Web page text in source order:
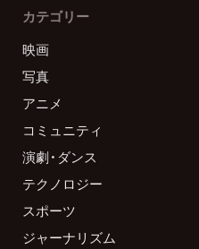
カテゴリー
映画
写真
アニメ
コミュニティ
演劇・ダンス
テクノロジー
スポーツ
ジャーナリズム